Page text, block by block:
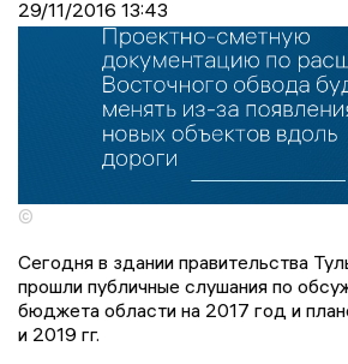
29/11/2016 13:43
©
Сегодня в здании правительства
прошли публичные слушания по
бюджета области на 2017 год и
и 2019 гг.